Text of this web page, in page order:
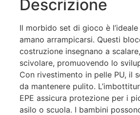
Descrizione
Il morbido set di gioco è
amano arrampicarsi. Questi
costruzione insegnano a
scivolare, promuovendo lo
Con rivestimento in pelle PU, il
da mantenere pulito.
EPE assicura protezione per i
asilo o scuola. I bambini